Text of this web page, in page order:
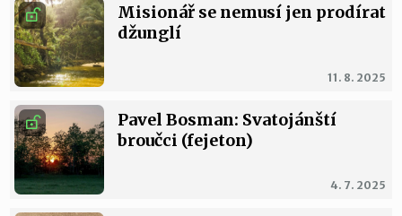
11. 8. 2025
Misionář se nemusí jen prodírat
džunglí
4. 7. 2025
Pavel Bosman: Svatojánští
broučci (fejeton)